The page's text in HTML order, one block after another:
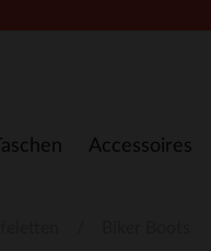
Taschen Accessoires